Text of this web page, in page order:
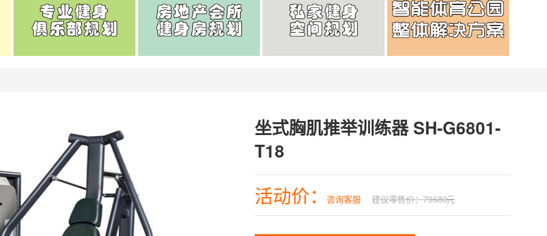
坐式胸肌推举训练器 SH-G6801-
T18
活动价：咨询客服 建议零售价：79680元